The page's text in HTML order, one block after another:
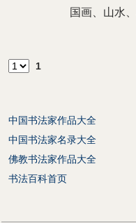
国画、山水
1
中国书法家作品大全
中国书法家名录大全
佛教书法家作品大全
书法百科首页